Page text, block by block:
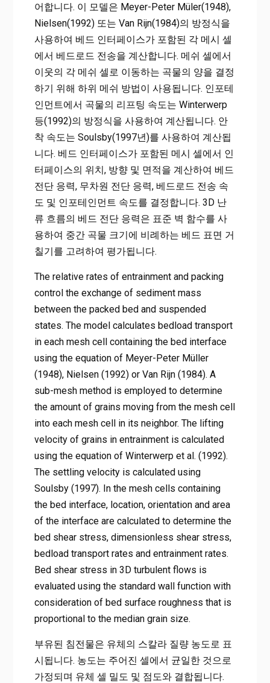
어합니다. 이 모델은 Meyer-Peter Müler(1948),
Nielsen(1992) 또는 Van Rijn(1984)의 방정식을
사용하여 베드 인터페이스가 포함된 각 메시 셀
에서 베드로드 전송을 계산합니다. 메쉬 셀에서
이웃의 각 메쉬 셀로 이동하는 곡물의 양을 결정
하기 위해 하위 메쉬 방법이 사용됩니다. 인포테
인먼트에서 곡물의 리프팅 속도는 Winterwerp
등(1992)의 방정식을 사용하여 계산됩니다. 안
착 속도는 Soulsby(1997년)를 사용하여 계산됩
니다. 베드 인터페이스가 포함된 메시 셀에서 인
터페이스의 위치, 방향 및 면적을 계산하여 베드
전단 응력, 무차원 전단 응력, 베드로드 전송 속
도 및 인포테인먼트 속도를 결정합니다. 3D 난
류 흐름의 베드 전단 응력은 표준 벽 함수를 사
용하여 중간 곡물 크기에 비례하는 베드 표면 거
칠기를 고려하여 평가됩니다.
The relative rates of entrainment and packing
control the exchange of sediment mass
between the packed bed and suspended
states. The model calculates bedload transport
in each mesh cell containing the bed interface
using the equation of Meyer-Peter Müller
(1948), Nielsen (1992) or Van Rijn (1984). A
sub-mesh method is employed to determine
the amount of grains moving from the mesh cell
into each mesh cell in its neighbor. The lifting
velocity of grains in entrainment is calculated
using the equation of Winterwerp et al. (1992).
The settling velocity is calculated using
Soulsby (1997). In the mesh cells containing
the bed interface, location, orientation and area
of the interface are calculated to determine the
bed shear stress, dimensionless shear stress,
bedload transport rates and entrainment rates.
Bed shear stress in 3D turbulent flows is
evaluated using the standard wall function with
consideration of bed surface roughness that is
proportional to the median grain size.
부유된 침전물은 유체의 스칼라 질량 농도로 표
시됩니다. 농도는 주어진 셀에서 균일한 것으로
가정되며 유체 셀 밀도 및 점도와 결합됩니다.